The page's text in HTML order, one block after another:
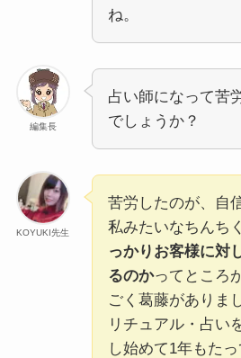
ね。
編集長
占い師になって苦
でしょうか？
KOYUKI先生
苦労したのが、自
私みたいなちんち
っかりお客様に対
るのかってところ
ごく葛藤がありま
リチュアル・占い
し始めて1年もた